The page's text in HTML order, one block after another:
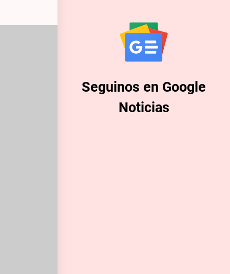
Seguinos en Google
Noticias